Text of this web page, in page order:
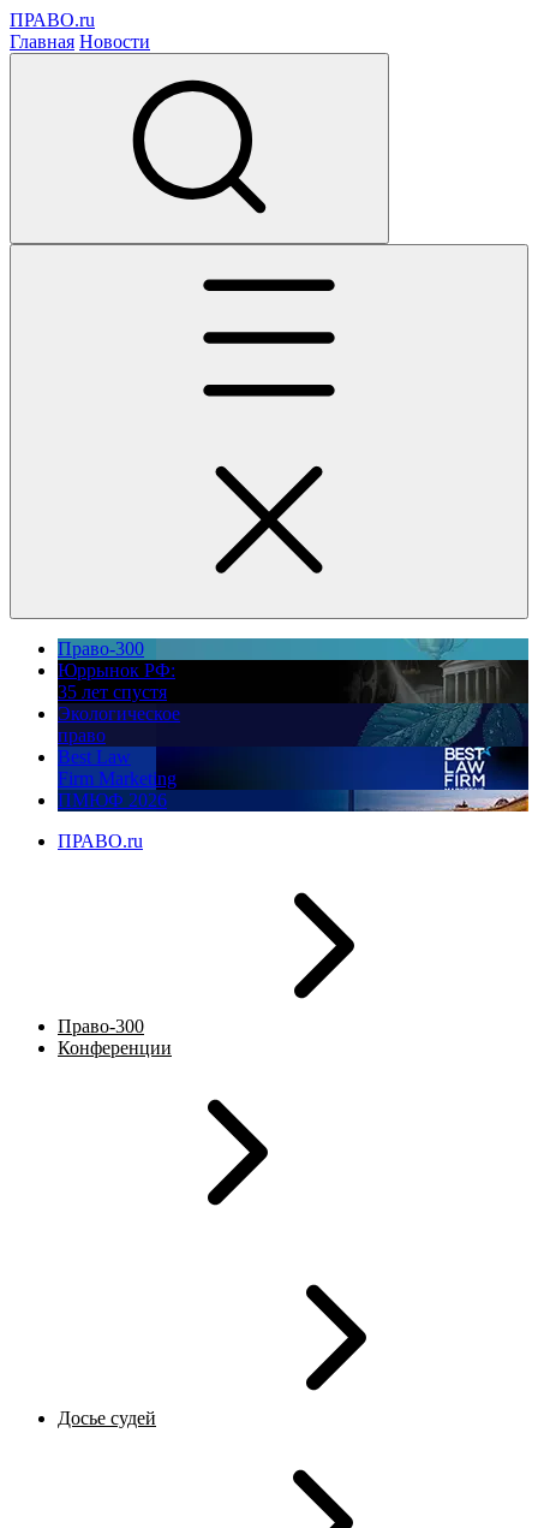
ПРАВО.ru
Главная Новости
Право-300
Юррынок РФ:
35 лет спустя
Экологическое
право
Best Law
Firm Marketing
ПМЮФ 2026
ПРАВО.ru
Право-300
Конференции
Досье судей